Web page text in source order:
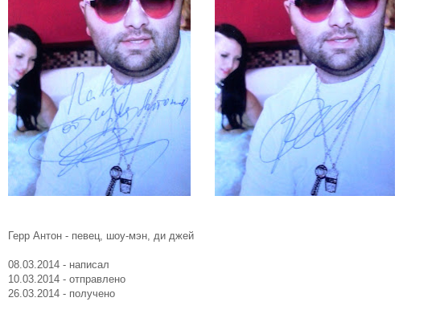
Герр Антон - певец, шоу-мэн, ди джей
08.03.2014 - написал
10.03.2014 - отправлено
26.03.2014 - получено